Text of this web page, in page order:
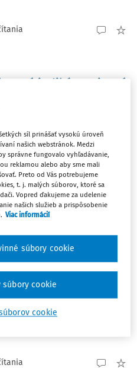
Nové judikáty prinesú
mája 2025 uskutočnilo
kolégia, ktoré prinieslo
obchodného práva.
ktoré sa venujú
Innovation Day
právnu revolúciu s
praxi! Konferencia
uskutoční už v piatok 6.
síl prinášať vysokú úroveň
našich webstránok. Medzi
správne fungovalo vyhľadávanie,
reklamou alebo aby sme mali
Preto od Vás potrebujeme
t. j. malých súborov, ktoré sa
Vopred ďakujeme za udelenie
našich služieb a prispôsobenie
Viac informácií
cookie
súbory cookie
cookie